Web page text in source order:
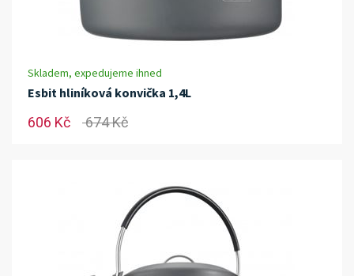
Skladem, expedujeme ihned
Esbit hliníková konvička 1,4L
606 Kč 674 Kč